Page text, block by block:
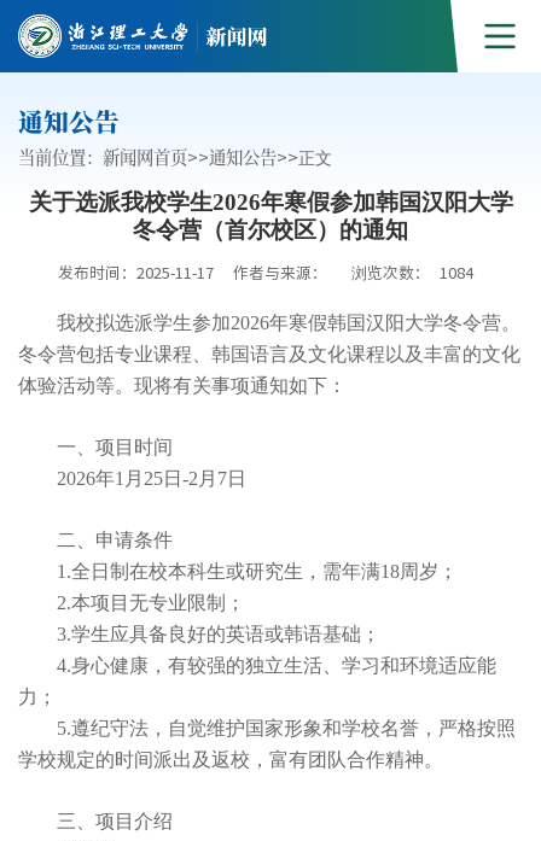
通知公告
当前位置： 新闻网首页>>通知公告>>正文
关于选派我校学生2026年寒假参加韩国汉阳大学
冬令营（首尔校区）的通知
发布时间：2025-11-17 作者与来源： 浏览次数： 1084
我校拟选派学生参加2026年寒假韩国汉阳大学冬令营。
冬令营包括专业课程、韩国语言及文化课程以及丰富的文化
体验活动等。现将有关事项通知如下：
一、项目时间
2026年1月25日-2月7日
二、申请条件
1.全日制在校本科生或研究生，需年满18周岁；
2.本项目无专业限制；
3.学生应具备良好的英语或韩语基础；
4.身心健康，有较强的独立生活、学习和环境适应能
力；
5.遵纪守法，自觉维护国家形象和学校名誉，严格按照
学校规定的时间派出及返校，富有团队合作精神。
三、项目介绍